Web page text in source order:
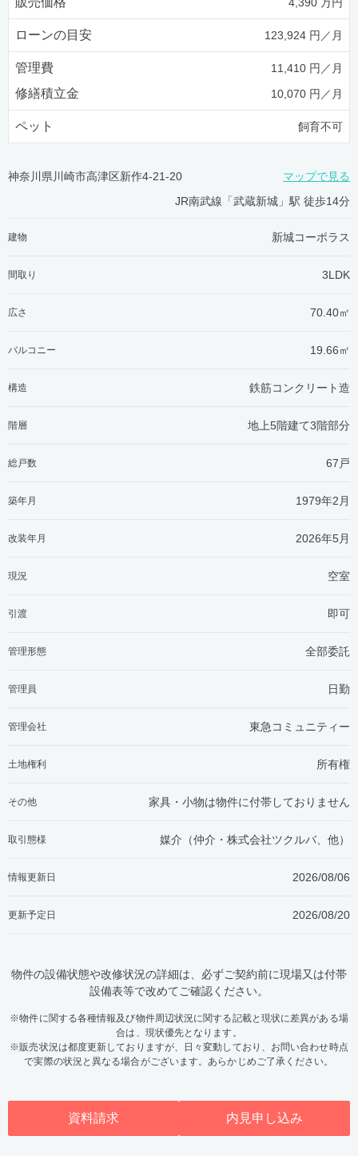
ローンの目安 123,924 円／月
管理費 11,410 円／月
修繕積立金 10,070 円／月
ペット 飼育不可
神奈川県川崎市高津区新作4-21-20
マップで見る
JR南武線「武蔵新城」駅 徒歩14分
建物 新城コーポラス
間取り 3LDK
広さ 70.40㎡
バルコニー 19.66㎡
構造 鉄筋コンクリート造
階層 地上5階建て3階部分
総戸数 67戸
築年月 1979年2月
改装年月 2026年5月
現況 空室
引渡 即可
管理形態 全部委託
管理員 日勤
管理会社 東急コミュニティー
土地権利 所有権
その他 家具・小物は物件に付帯しておりません
取引態様 媒介（仲介・ 株式会社ツクルバ、他）
情報更新日 2026/08/06
更新予定日 2026/08/20
物件の設備状態や改修状況の詳細は、必ずご契約前に現場又は付帯
設備表等で改めてご確認ください。
※物件に関する各種情報及び物件周辺状況に関する記載と現状に差異がある場
合は、現状優先となります。
※販売状況は都度更新しておりますが、日々変動しており、お問い合わせ時点
で実際の状況と異なる場合がございます。あらかじめご了承ください。
資料請求 内見申し込み